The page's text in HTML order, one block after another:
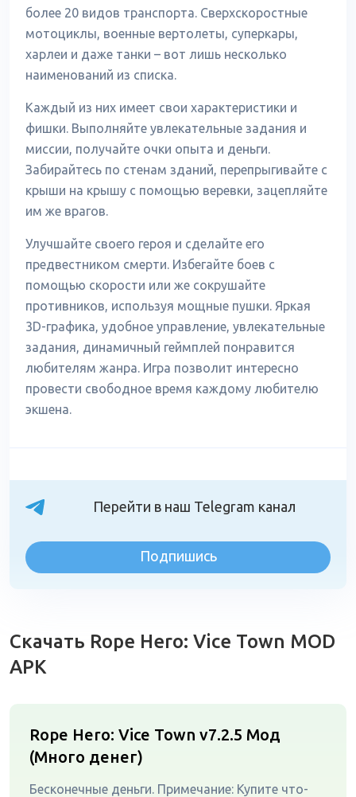
более 20 видов транспорта. Сверхскоростные
мотоциклы, военные вертолеты, суперкары,
харлеи и даже танки – вот лишь несколько
наименований из списка.
Каждый из них имеет свои характеристики и
фишки. Выполняйте увлекательные задания и
миссии, получайте очки опыта и деньги.
Забирайтесь по стенам зданий, перепрыгивайте с
крыши на крышу с помощью веревки, зацепляйте
им же врагов.
Улучшайте своего героя и сделайте его
предвестником смерти. Избегайте боев с
помощью скорости или же сокрушайте
противников, используя мощные пушки. Яркая
3D-графика, удобное управление, увлекательные
задания, динамичный геймплей понравится
любителям жанра. Игра позволит интересно
провести свободное время каждому любителю
экшена.
Перейти в наш Telegram канал
Подпишись
Скачать Rope Hero: Vice Town MOD
APK
Rope Hero: Vice Town v7.2.5 Мод
(Много денег)
Бесконечные деньги. Примечание: Купите что-